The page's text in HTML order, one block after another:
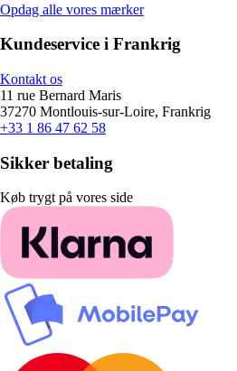
Opdag alle vores mærker
Kundeservice i Frankrig
Kontakt os
11 rue Bernard Maris
37270 Montlouis-sur-Loire, Frankrig
+33 1 86 47 62 58
Sikker betaling
Køb trygt på vores side